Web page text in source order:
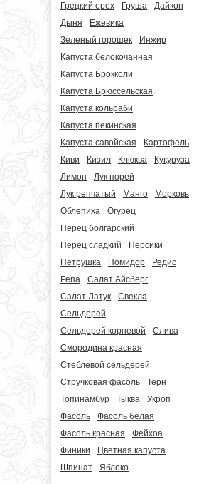
Грецкий орех
Груша
Дайкон
Дыня
Ежевика
Зеленый горошек
Инжир
Капуста белокочанная
Капуста Брокколи
Капуста Брюссельская
Капуста кольраби
Капуста пекинская
Капуста савойская
Картофель
Киви
Кизил Клюква
Кукуруза
Лимон
Лук порей
Лук репчатый
Манго
Морковь
Облепиха
Огурец
Перец болгарский
Перец сладкий
Персики
Петрушка
Помидор
Редис
Репа
Салат Айсберг
Салат Латук
Свекла
Сельдерей
Сельдерей корневой
Слива
Смородина красная
Стеблевой сельдерей
Стручковая фасоль
Терн
Топинамбур
Тыква
Укроп
Фасоль
Фасоль белая
Фасоль красная
Фейхоа
Финики
Цветная капуста
Шпинат
Яблоко